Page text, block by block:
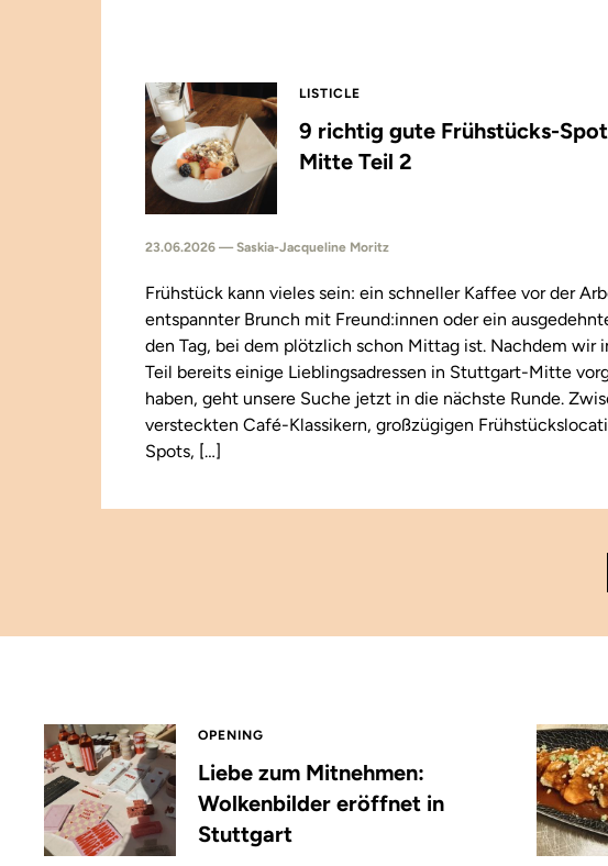
LISTICLE
9 richtig gute Frühstücks-
Mitte Teil 2
23.06.2026 — Saskia-Jacqueline Moritz
Frühstück kann vieles sein: ein schneller Kaffee vor der
entspannter Brunch mit Freund:innen oder ein
den Tag, bei dem plötzlich schon Mittag ist. Nachdem wir
Teil bereits einige Lieblingsadressen in Stuttgart-Mitte
haben, geht unsere Suche jetzt in die nächste Runde.
versteckten Café-Klassikern, großzügigen
Spots, […]
OPENING
Liebe zum Mitnehmen:
Wolkenbilder eröffnet in
Stuttgart